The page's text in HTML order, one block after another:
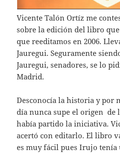
Vicente Talón Ortíz me
sobre la edición del libro
que reeditamos en 2006.
Jauregui. Seguramente
Jauregui, senadores, se lo
Madrid.
Desconocía la historia y por
día nunca supe el origen de
había partido la iniciativa.
acertó con editarlo. El libro
es muy fácil pues Irujo